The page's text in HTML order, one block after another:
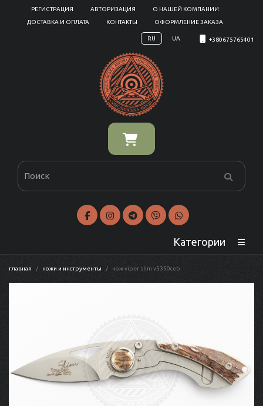
РЕГИСТРАЦИЯ АВТОРИЗАЦИЯ
О НАШЕЙ КОМПАНИИ
ДОСТАВКА И ОПЛАТА
КОНТАКТЫ ОФОРМЛЕНИЕ ЗАКАЗА
RU UA +380675765401
Категории
главная ножи и инструменты нож viper slim v5350ceb